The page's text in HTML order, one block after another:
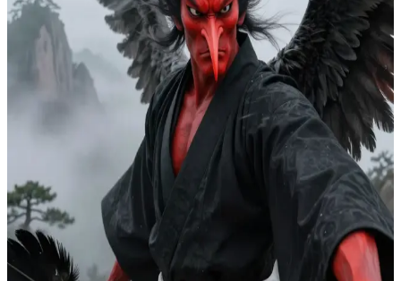
Тенґу
Тенґу, повелитель гірських духів
Тенґу живе на своїй відлюдній гірській вершині, де навчає
обраних учнів стародавнім бойовим мистецтвам і магії вітру